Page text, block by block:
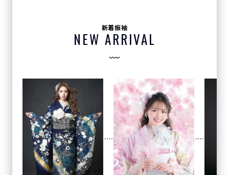
新着振袖
NEW ARRIVAL